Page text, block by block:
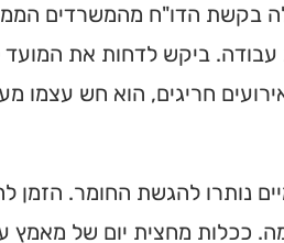
בקשת הדו"ח מהמשרדים
ביקש לדחות את
חריגים, הוא חש עצמו
נותרו להגשת החומר. הזמן
ככלות מחצית יום של מאמץ